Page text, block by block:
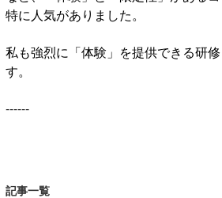
特に人気がありました。
私も強烈に「体験」を提供できる研
す。
------
記事一覧